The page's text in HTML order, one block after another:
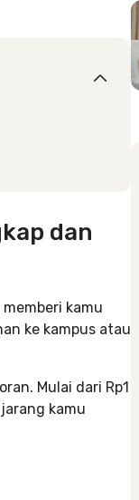
dan
kamu
ke kampus atau
Mulai dari Rp1
kamu